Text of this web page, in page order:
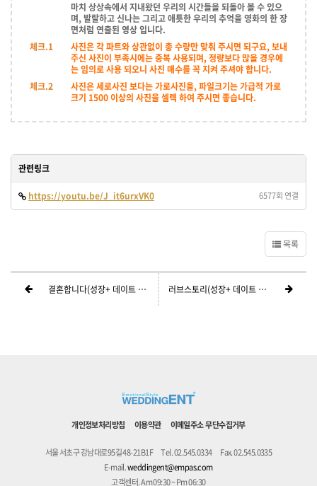
마치 상상속에서 지내왔던 우리의 시간들을 되돌아 볼 수 있으
며, 발랄하고 신나는 그리고 애틋한 우리의 추억을 영화의 한 장
면처럼 연출된 영상 입니다.
체크.1
사진은 각 파트와 상관없이 총 수량만 맞춰 주시면 되구요, 보내
주신 사진이 부족시에는 중복 사용되며, 정량보다 많을 경우에
는 임의로 사용 되오니 사진 매수를 꼭 지켜 주셔야 합니다.
체크.2
사진은 세로사진 보다는 가로사진을, 파일크기는 가급적 가로
크기 1500 이상의 사진을 셀렉 하여 주시면 좋습니다.
관련링크
https://youtu.be/J_it6urxVK0 6577회 연결
목록
결혼합니다(성장+ 데이트 +리허설사진) 러브스토리(성장+ 데이트 +리허설사진)
개인정보처리방침 이용약관 이메일주소 무단수집거부
서울 서초구 강남대로95길 48-21B1F Tel. 02.545.0334
Fax. 02.545.0335
E-mail.weddingent@empas.com
고객센터. Am 09:30 ~ Pm 06:30